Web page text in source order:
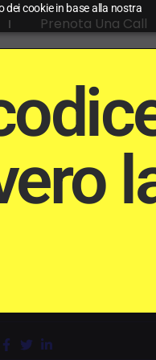
dei cookie in base alla nostra
Prenota Una Call